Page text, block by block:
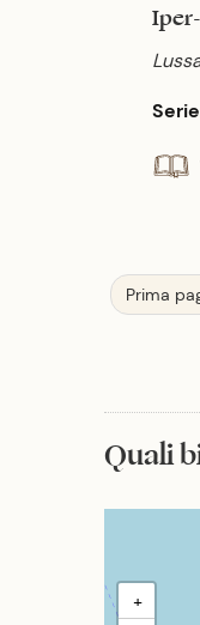
Serie
Prima
Quali
+